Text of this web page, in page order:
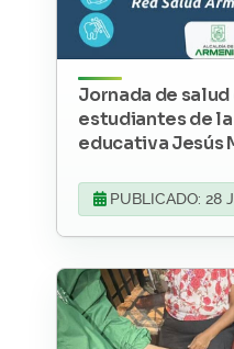
Jornada de
estudiantes de
educativa Jesús
PUBLICADO: 28